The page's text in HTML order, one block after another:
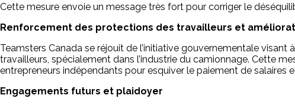
Cette mesure envoie un message très fort pour corriger le
Renforcement des protections des travailleurs et
Teamsters Canada se réjouit de l’initiative gouvernementale visant
travailleurs, spécialement dans l’industrie du camionnage. Cette
entrepreneurs indépendants pour esquiver le paiement de salaires
Engagements futurs et plaidoyer